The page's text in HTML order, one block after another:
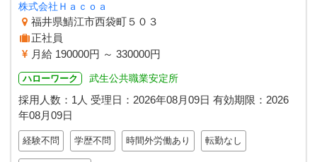
株式会社Ｈａｃｏａ
福井県鯖江市西袋町５０３
正社員
月給 190000円 ～ 330000円
ハローワーク 武生公共職業安定所
採用人数：1人 受理日： 2026年08月09日 有効期限： 2026
年08月09日
経験不問 学歴不問 時間外労働あり 転勤なし